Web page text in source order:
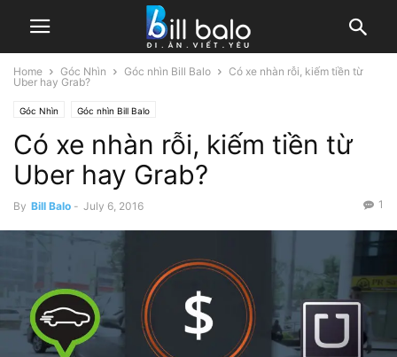
Home Góc Nhìn Góc nhìn Bill Balo
Có xe nhàn rỗi, kiếm tiền từ
Uber hay Grab?
Góc Nhìn Góc nhìn Bill Balo
Có xe nhàn rỗi, kiếm tiền từ
Uber hay Grab?
By Bill Balo - July 6, 2016 1